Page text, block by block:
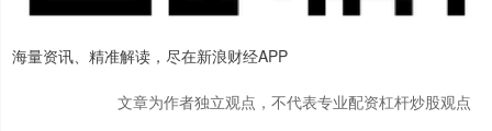
海量资讯、精准解读，尽在新浪财经APP
文章为作者独立观点，不代表专业配资杠杆炒股观点